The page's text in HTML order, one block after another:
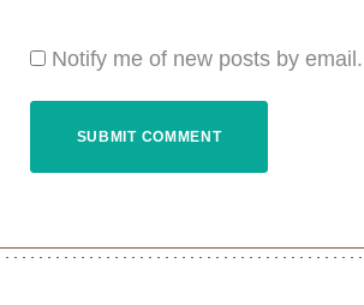
Notify me of new posts by email.